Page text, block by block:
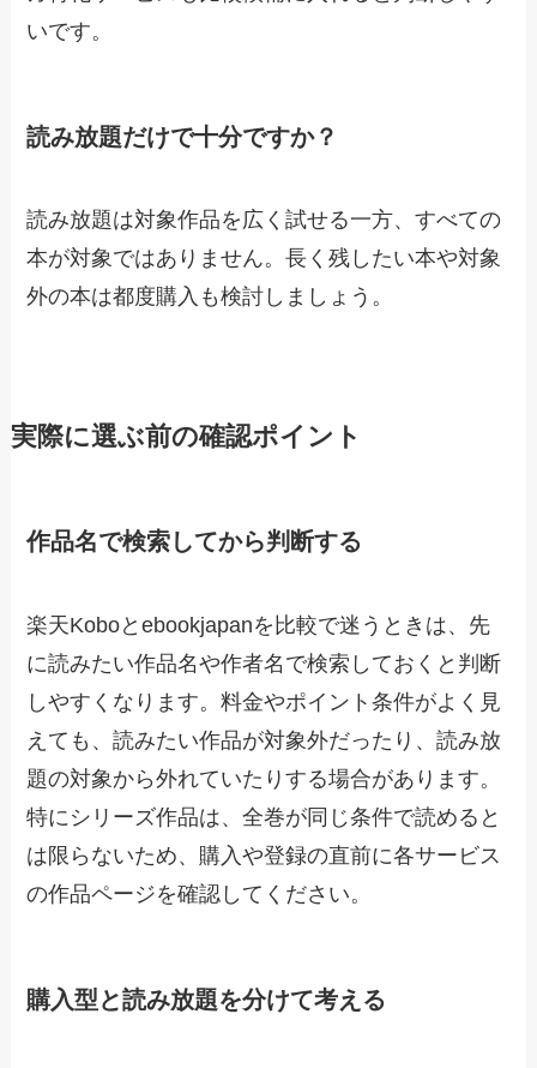
いです。
読み放題だけで十分ですか？
読み放題は対象作品を広く試せる一方、すべての
本が対象ではありません。長く残したい本や対象
外の本は都度購入も検討しましょう。
実際に選ぶ前の確認ポイント
作品名で検索してから判断する
楽天Koboとebookjapanを比較で迷うときは、先
に読みたい作品名や作者名で検索しておくと判断
しやすくなります。料金やポイント条件がよく見
えても、読みたい作品が対象外だったり、読み放
題の対象から外れていたりする場合があります。
特にシリーズ作品は、全巻が同じ条件で読めると
は限らないため、購入や登録の直前に各サービス
の作品ページを確認してください。
購入型と読み放題を分けて考える